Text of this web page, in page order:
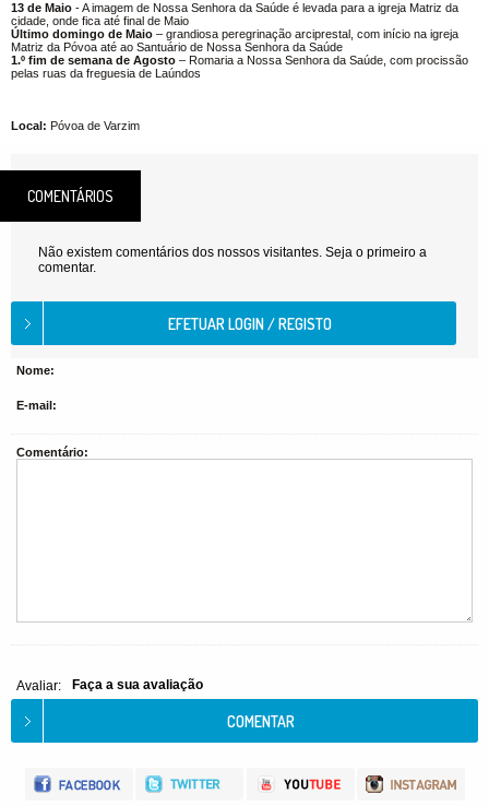
13 de Maio - A imagem de Nossa Senhora da Saúde é levada para a igreja Matriz da
cidade, onde fica até final de Maio
Último domingo de Maio – grandiosa peregrinação arciprestal, com início na igreja
Matriz da Póvoa até ao Santuário de Nossa Senhora da Saúde
1.º fim de semana de Agosto – Romaria a Nossa Senhora da Saúde, com procissão
pelas ruas da freguesia de Laúndos
Local: Póvoa de Varzim
COMENTÁRIOS
Não existem comentários dos nossos visitantes. Seja o primeiro a
comentar.
Nome:
E-mail:
Comentário:
Avaliar: Faça a sua avaliação